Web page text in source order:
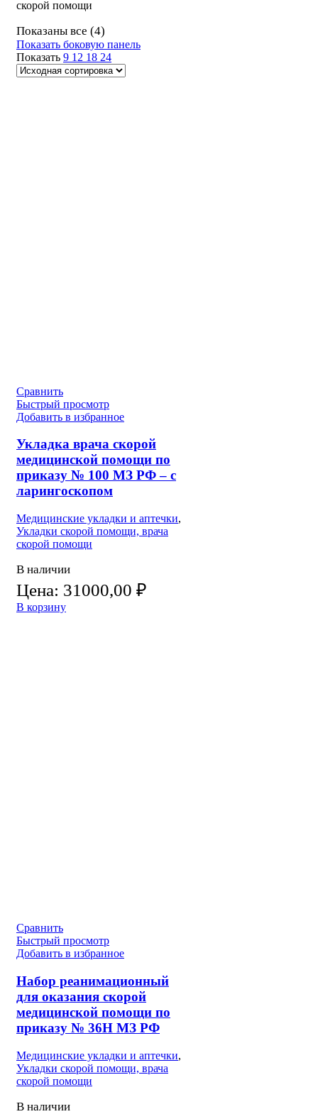
скорой помощи
Показаны все (4)
Показать боковую панель
Показать 9 12 18 24
Сравнить
Быстрый просмотр
Добавить в избранное
Укладка врача скорой
медицинской помощи по
приказу № 100 МЗ РФ – с
ларингоскопом
Медицинские укладки и аптечки,
Укладки скорой помощи, врача
скорой помощи
В наличии
Цена: 31000,00 ₽
В корзину
Сравнить
Быстрый просмотр
Добавить в избранное
Набор реанимационный
для оказания скорой
медицинской помощи по
приказу № 36Н МЗ РФ
Медицинские укладки и аптечки,
Укладки скорой помощи, врача
скорой помощи
В наличии